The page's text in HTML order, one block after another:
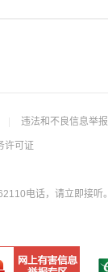
违法和不良信息举报
许可证
电话，请立即接听。